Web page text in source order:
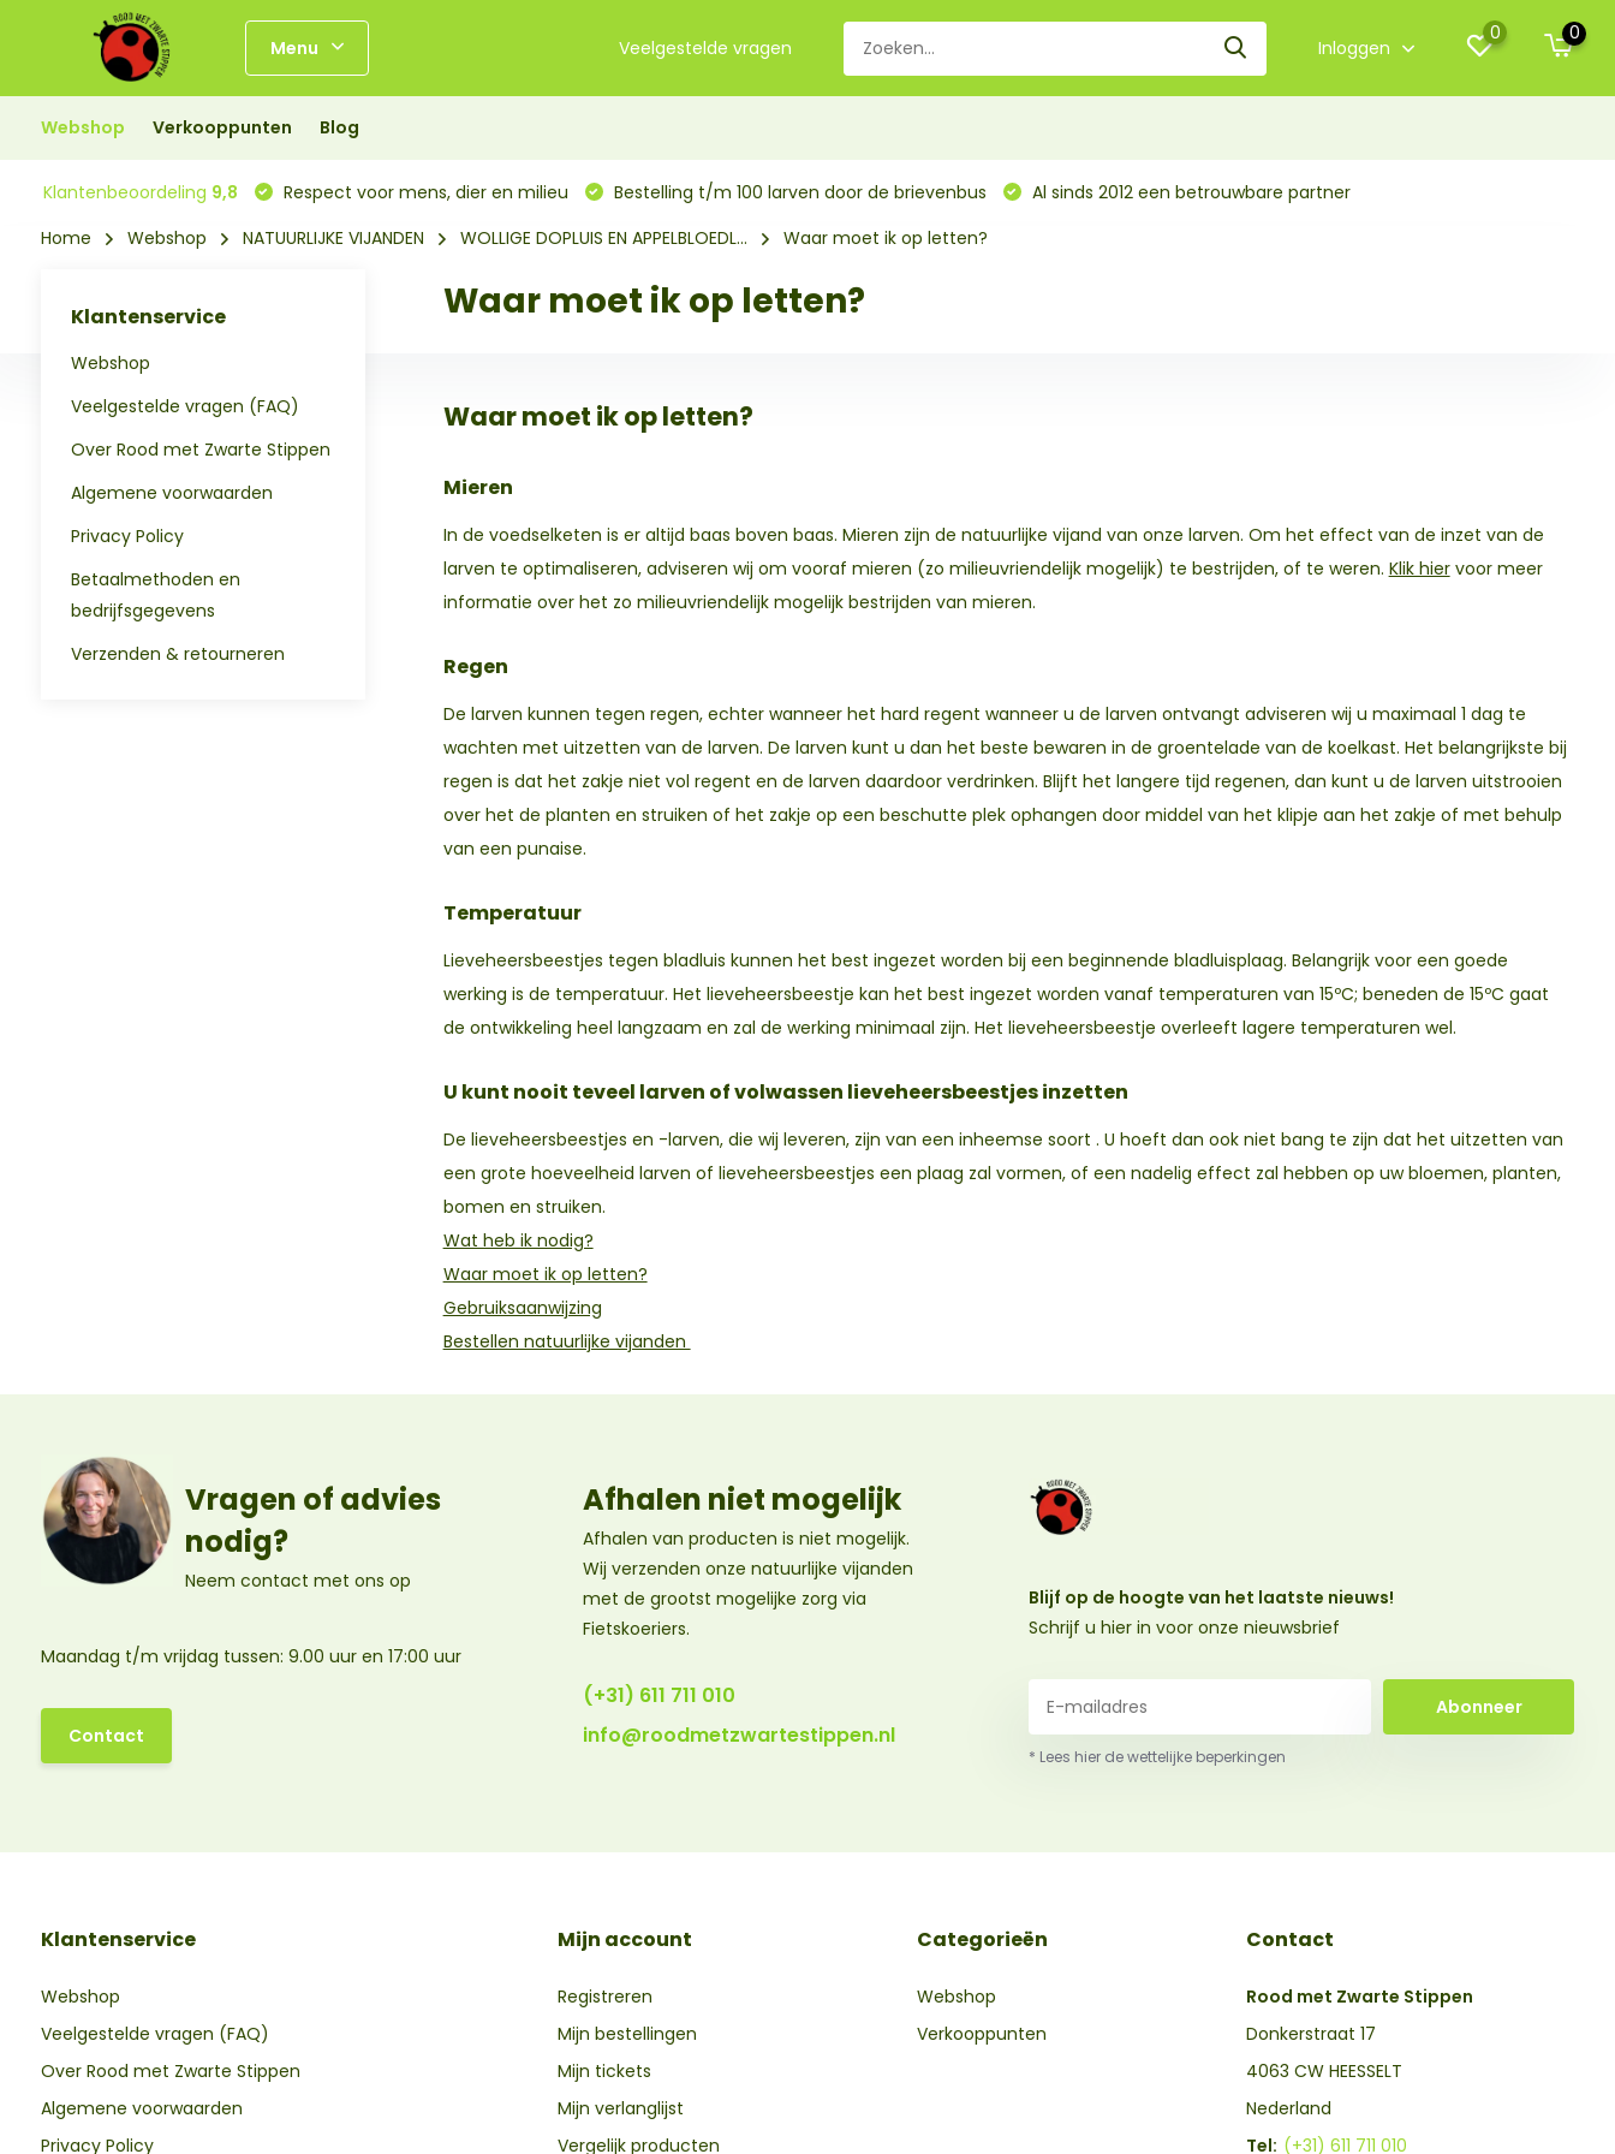
Menu Veelgestelde vragen Inloggen
0 0
Webshop Verkooppunten Blog
Klantenbeoordeling 9,8 Respect voor mens, dier en milieu Bestelling t/m 100 larven door de brievenbus
Al sinds 2012 een betrouwbare partner
Home
Webshop NATUURLIJKE VIJANDEN WOLLIGE DOPLUIS EN APPELBLOEDL... Waar moet ik op letten?
Klantenservice
Webshop
Veelgestelde vragen (FAQ)
Over Rood met Zwarte Stippen
Algemene voorwaarden
Privacy Policy
Betaalmethoden en
bedrijfsgegevens
Verzenden & retourneren
Waar moet ik op letten?
Waar moet ik op letten?
Mieren
In de voedselketen is er altijd baas boven baas. Mieren zijn de natuurlijke vijand van onze larven. Om het effect van de inzet van de
larven te optimaliseren, adviseren wij om vooraf mieren (zo milieuvriendelijk mogelijk) te bestrijden, of te weren. Klik hiervoor meer
informatie over het zo milieuvriendelijk mogelijk bestrijden van mieren.
Regen
De larven kunnen tegen regen, echter wanneer het hard regent wanneer u de larven ontvangt adviseren wij u maximaal 1 dag te
wachten met uitzetten van de larven. De larven kunt u dan het beste bewaren in de groentelade van de koelkast. Het belangrijkste bij
regen is dat het zakje niet vol regent en de larven daardoor verdrinken. Blijft het langere tijd regenen, dan kunt u de larven uitstrooien
over het de planten en struiken of het zakje op een beschutte plek ophangen door middel van het klipje aan het zakje of met behulp
van een punaise.
Temperatuur
Lieveheersbeestjes tegen bladluis kunnen het best ingezet worden bij een beginnende bladluisplaag. Belangrijk voor een goede
werking is de temperatuur. Het lieveheersbeestje kan het best ingezet worden vanaf temperaturen van 15ºC; beneden de 15ºC gaat
de ontwikkeling heel langzaam en zal de werking minimaal zijn. Het lieveheersbeestje overleeft lagere temperaturen wel.
U kunt nooit teveel larven of volwassen lieveheersbeestjes inzetten
De lieveheersbeestjes en -larven, die wij leveren, zijn van een inheemse soort . U hoeft dan ook niet bang te zijn dat het uitzetten van
een grote hoeveelheid larven of lieveheersbeestjes een plaag zal vormen, of een nadelig effect zal hebben op uw bloemen, planten,
bomen en struiken.
Wat heb ik nodig?
Waar moet ik op letten?
Gebruiksaanwijzing
Bestellen natuurlijke vijanden
Vragen of advies
nodig?
Neem contact met ons op
Maandag t/m vrijdag tussen: 9.00 uur en 17:00 uur
Contact
Afhalen niet mogelijk
Afhalen van producten is niet mogelijk.
Wij verzenden onze natuurlijke vijanden
met de grootst mogelijke zorg via
Fietskoeriers.
(+31) 611 711 010
info@roodmetzwartestippen.nl
Blijf op de hoogte van het laatste nieuws!
Schrijf u hier in voor onze nieuwsbrief
Abonneer
* Lees hier de wettelijke beperkingen
Klantenservice
Webshop
Veelgestelde vragen (FAQ)
Over Rood met Zwarte Stippen
Algemene voorwaarden
Privacy Policy
Mijn account
Registreren
Mijn bestellingen
Mijn tickets
Mijn verlanglijst
Vergelijk producten
Categorieën
Webshop
Verkooppunten
Contact
Rood met Zwarte Stippen
Donkerstraat 17
4063 CW HEESSELT
Nederland
Tel: (+31) 611 711 010